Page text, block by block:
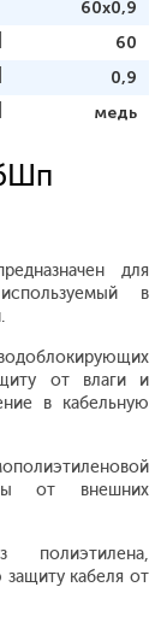
60х0,9
60
0,9
медь
для
в
от влаги и
в кабельную
от внешних
кабеля от